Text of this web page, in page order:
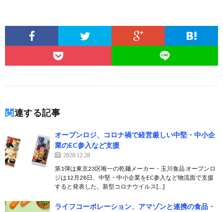
関連する記事
オープンロジ、コロナ禍で経営厳しい中堅・中小企
業のEC参入など支援
2020.12.28
第1弾は東京23区唯一の乾麺メーカー・玉川食品 オープンロ
ジは12月28日、中堅・中小企業をEC参入など物流面で支援
すると発表した。新型コロナウイルス[…]
ライフコーポレーション、アマゾンと連携の食品・